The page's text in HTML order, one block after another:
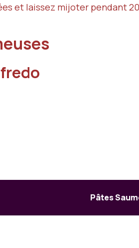
et laissez mijoter pendant
Pâtes